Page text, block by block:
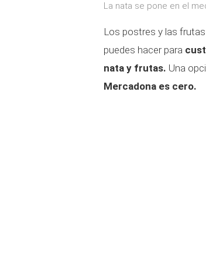
La nata se pone en el
Los postres y las
puedes hacer para
nata y frutas. Una
Mercadona es cero.